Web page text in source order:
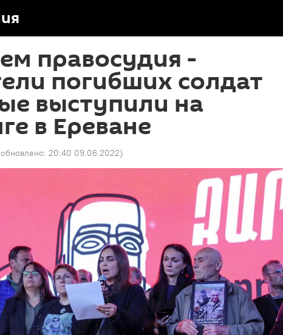
правосудия -
погибших солдат
выступили на
в Ереване
20:40 09.06.2022)